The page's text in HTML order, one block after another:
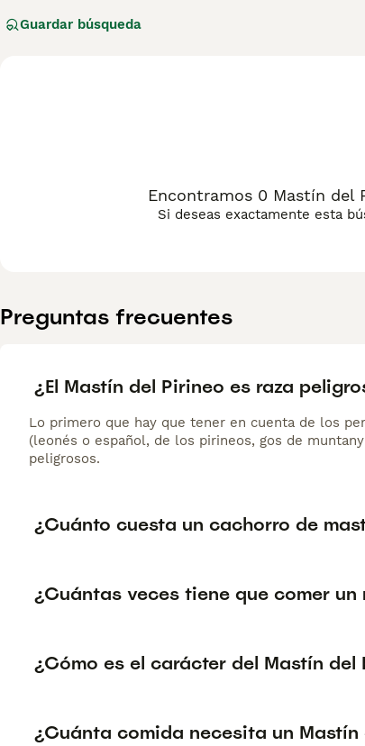
familias. Prosperan en un ambiente hogareño y nada
Guardar búsqueda
Encontramos 0 Mastín del
Si deseas exactamente esta
Preguntas frecuentes
¿El Mastín del Pirineo es raza
Lo primero que hay que tener en cuenta de los
(leonés o español, de los pirineos, gos de
peligrosos.
¿Cuánto cuesta un cachorro de
¿Cuántas veces tiene que comer un
¿Cómo es el carácter del Mastín del
¿Cuánta comida necesita un